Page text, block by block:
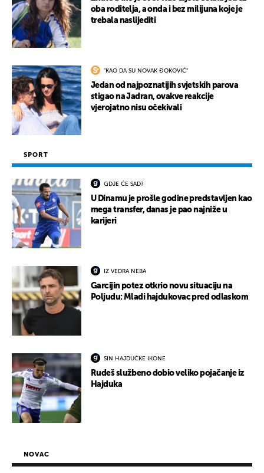
oba roditelja, a onda i bez milijuna koje je
trebala naslijediti
"KAO DA SU NOVAK ĐOKOVIĆ"
Jedan od najpoznatijih svjetskih parova
stigao na Jadran, ovakve reakcije
vjerojatno nisu očekivali
SPORT
GDJE ĆE SAD?
U Dinamu je prošle godine predstavljen kao
mega transfer, danas je pao najniže u
karijeri
IZ VEDRA NEBA
Garcijin potez otkrio novu situaciju na
Poljudu: Mladi hajdukovac pred odlaskom
SIN HAJDUČKE IKONE
Rudeš službeno dobio veliko pojačanje iz
Hajduka
NOVAC